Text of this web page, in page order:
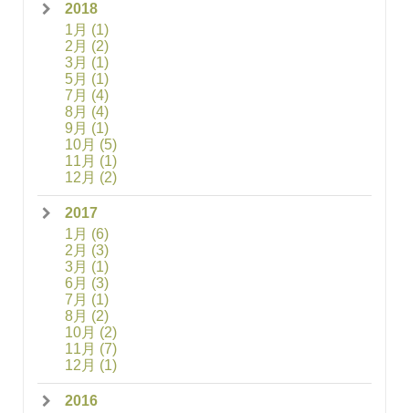
2018
1月 (1)
2月 (2)
3月 (1)
5月 (1)
7月 (4)
8月 (4)
9月 (1)
10月 (5)
11月 (1)
12月 (2)
2017
1月 (6)
2月 (3)
3月 (1)
6月 (3)
7月 (1)
8月 (2)
10月 (2)
11月 (7)
12月 (1)
2016